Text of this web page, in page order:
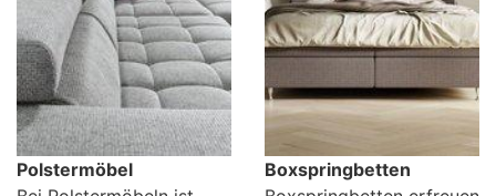
Polstermöbel
Boxspringbetten
0%
Finanzierung
Markenwelt
Letz-